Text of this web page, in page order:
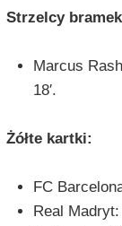
Strzelcy
Marcus
18′.
Żółte kartki:
FC
Real